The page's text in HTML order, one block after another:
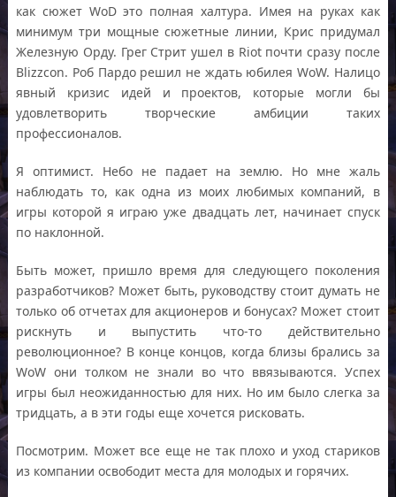
как сюжет WoD это полная халтура. Имея на руках как
минимум три мощные сюжетные линии, Крис придумал
Железную Орду. Грег Стрит ушел в Riot почти сразу после
Blizzcon. Роб Пардо решил не ждать юбилея WoW. Налицо
явный кризис идей и проектов, которые могли бы
удовлетворить творческие амбиции таких
профессионалов.
Я оптимист. Небо не падает на землю. Но мне жаль
наблюдать то, как одна из моих любимых компаний, в
игры которой я играю уже двадцать лет, начинает спуск
по наклонной.
Быть может, пришло время для следующего поколения
разработчиков? Может быть, руководству стоит думать не
только об отчетах для акционеров и бонусах? Может стоит
рискнуть и выпустить что-то действительно
революционное? В конце концов, когда близы брались за
WoW они толком не знали во что ввязываются. Успех
игры был неожиданностью для них. Но им было слегка за
тридцать, а в эти годы еще хочется рисковать.
Посмотрим. Может все еще не так плохо и уход стариков
из компании освободит места для молодых и горячих.